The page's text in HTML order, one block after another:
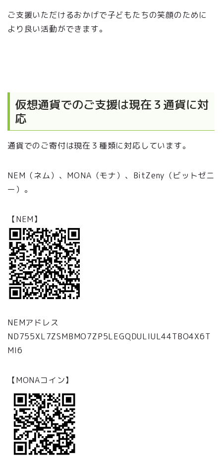
ご支援いただけるおかげで子どもたちの笑顔のために
より良い活動ができます。
仮想通貨でのご支援は現在３通貨に対
応
通貨でのご寄付は現在３種類に対応しています。
NEM（ネム）、MONA（モナ）、BitZeny（ビットゼニ
ー）。
【NEM】
NEMアドレス
ND755XL7ZSMBMO7ZP5LEGQDULIUL44TBO4X6T
MI6
【MONAコイン】